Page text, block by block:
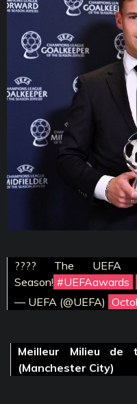
???? The UEFA
Season! #UEFAawards
— UEFA (@UEFA)
Meilleur Milieu de
(Manchester City)